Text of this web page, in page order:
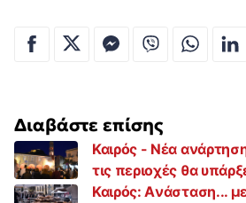
Διαβάστε επίσης
Καιρός - Νέα
τις περιοχές θα
Καιρός: Aνάσταση...